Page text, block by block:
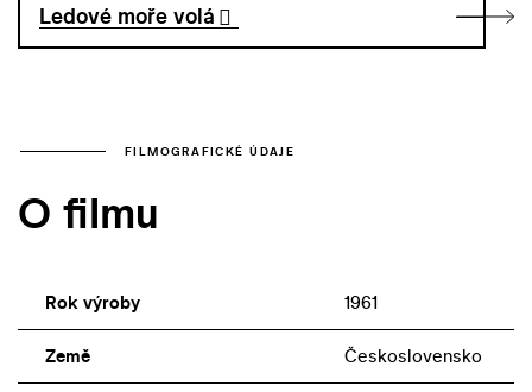
Ledové moře volá
FILMOGRAFICKÉ ÚDAJE
O filmu
Rok výroby 1961
Země Československo